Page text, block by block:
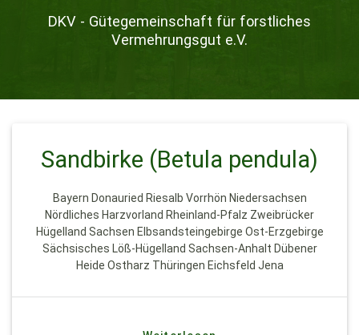
DKV - Gütegemeinschaft für forstliches
Vermehrungsgut e.V.
Sandbirke (Betula pendula)
Bayern Donauried Riesalb Vorrhön Niedersachsen
Nördliches Harzvorland Rheinland-Pfalz Zweibrücker
Hügelland Sachsen Elbsandsteingebirge Ost-Erzgebirge
Sächsisches Löß-Hügelland Sachsen-Anhalt Dübener
Heide Ostharz Thüringen Eichsfeld Jena